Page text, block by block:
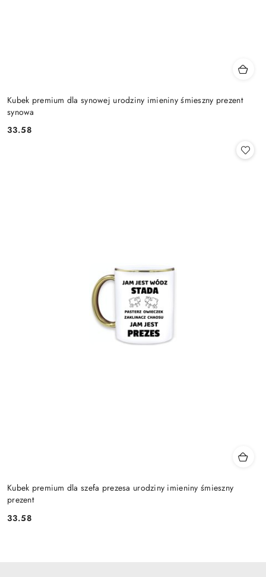
Kubek premium dla synowej urodziny imieniny śmieszny prezent
synowa
Cena:
33.58
Kubek premium dla szefa prezesa urodziny imieniny śmieszny
prezent
Cena:
33.58